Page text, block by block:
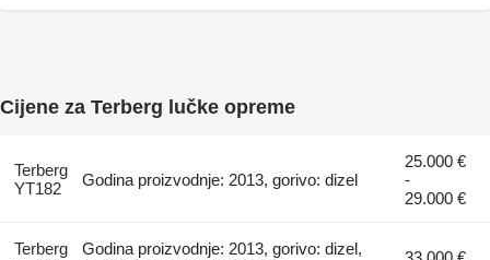
Cijene za Terberg lučke opreme
Terberg
YT182
Godina proizvodnje: 2013, gorivo: dizel
25.000 €
-
29.000 €
Terberg
Godina proizvodnje: 2013, gorivo: dizel,